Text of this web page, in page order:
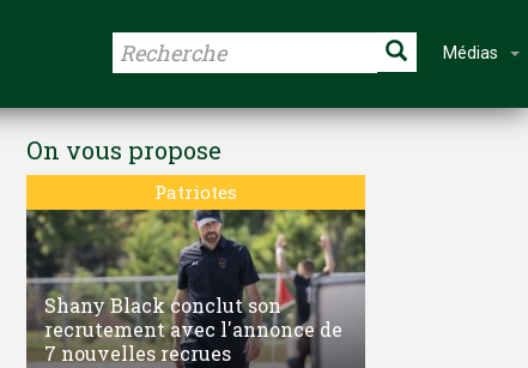
Médias
On vous propose
Patriotes
Shany Black conclut son
recrutement avec l'annonce de
7 nouvelles recrues